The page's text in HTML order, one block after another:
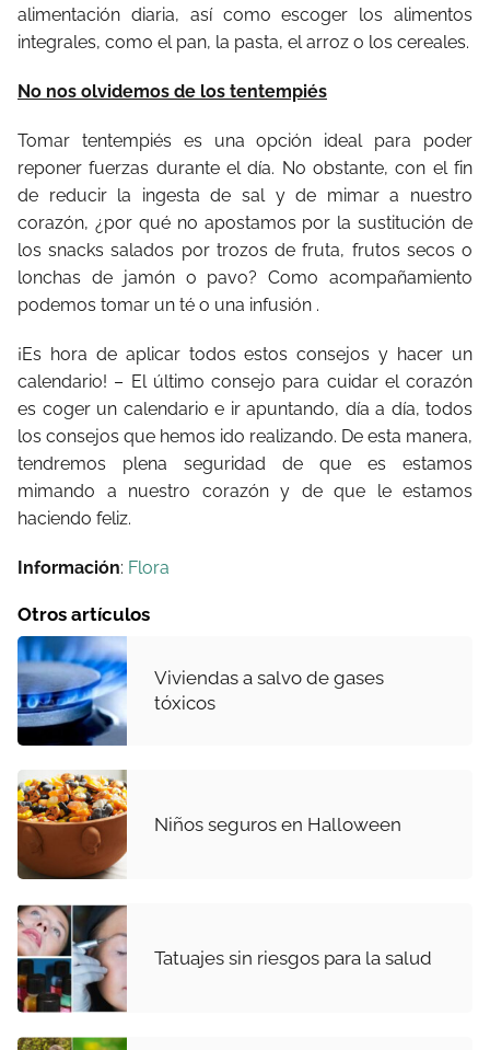
alimentación diaria, así como escoger los alimentos
integrales, como el pan, la pasta, el arroz o los cereales.
No nos olvidemos de los tentempiés
Tomar tentempiés es una opción ideal para poder
reponer fuerzas durante el día. No obstante, con el fin
de reducir la ingesta de sal y de mimar a nuestro
corazón, ¿por qué no apostamos por la sustitución de
los snacks salados por trozos de fruta, frutos secos o
lonchas de jamón o pavo? Como acompañamiento
podemos tomar un té o una infusión .
¡Es hora de aplicar todos estos consejos y hacer un
calendario! – El último consejo para cuidar el corazón
es coger un calendario e ir apuntando, día a día, todos
los consejos que hemos ido realizando. De esta manera,
tendremos plena seguridad de que es estamos
mimando a nuestro corazón y de que le estamos
haciendo feliz.
Información: Flora
Otros artículos
Viviendas a salvo de gases
tóxicos
Niños seguros en Halloween
Tatuajes sin riesgos para la salud